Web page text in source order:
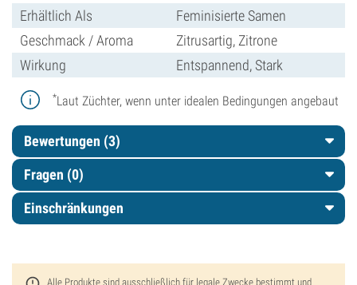
Erhältlich Als
Feminisierte Samen
Geschmack / Aroma
Zitrusartig, Zitrone
Wirkung
Entspannend, Stark
*Laut Züchter, wenn unter idealen Bedingungen angebaut
Bewertungen (3)
Fragen (0)
Einschränkungen
Alle Produkte sind ausschließlich für legale Zwecke bestimmt und